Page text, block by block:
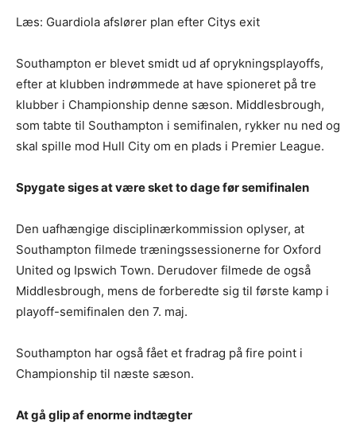
Læs: Guardiola afslører plan efter Citys exit
Southampton er blevet smidt ud af oprykningsplayoffs,
efter at klubben indrømmede at have spioneret på tre
klubber i Championship denne sæson. Middlesbrough,
som tabte til Southampton i semifinalen, rykker nu ned og
skal spille mod Hull City om en plads i Premier League.
Spygate siges at være sket to dage før semifinalen
Den uafhængige disciplinærkommission oplyser, at
Southampton filmede træningssessionerne for Oxford
United og Ipswich Town. Derudover filmede de også
Middlesbrough, mens de forberedte sig til første kamp i
playoff-semifinalen den 7. maj.
Southampton har også fået et fradrag på fire point i
Championship til næste sæson.
At gå glip af enorme indtægter